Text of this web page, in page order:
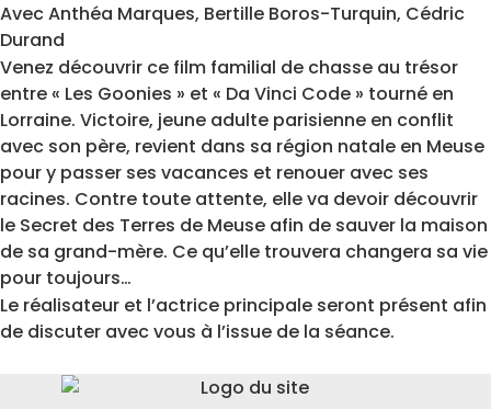
Avec Anthéa Marques, Bertille Boros-Turquin, Cédric
Durand
Venez découvrir ce film familial de chasse au trésor
entre « Les Goonies » et « Da Vinci Code » tourné en
Lorraine. Victoire, jeune adulte parisienne en conflit
avec son père, revient dans sa région natale en Meuse
pour y passer ses vacances et renouer avec ses
racines. Contre toute attente, elle va devoir découvrir
le Secret des Terres de Meuse afin de sauver la maison
de sa grand-mère. Ce qu’elle trouvera changera sa vie
pour toujours…
Le réalisateur et l’actrice principale seront présent afin
de discuter avec vous à l’issue de la séance.